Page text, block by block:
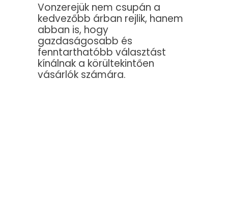
Vonzerejük nem csupán a
kedvezőbb árban rejlik, hanem
abban is, hogy
gazdaságosabb és
fenntarthatóbb választást
kínálnak a körültekintően
vásárlók számára.